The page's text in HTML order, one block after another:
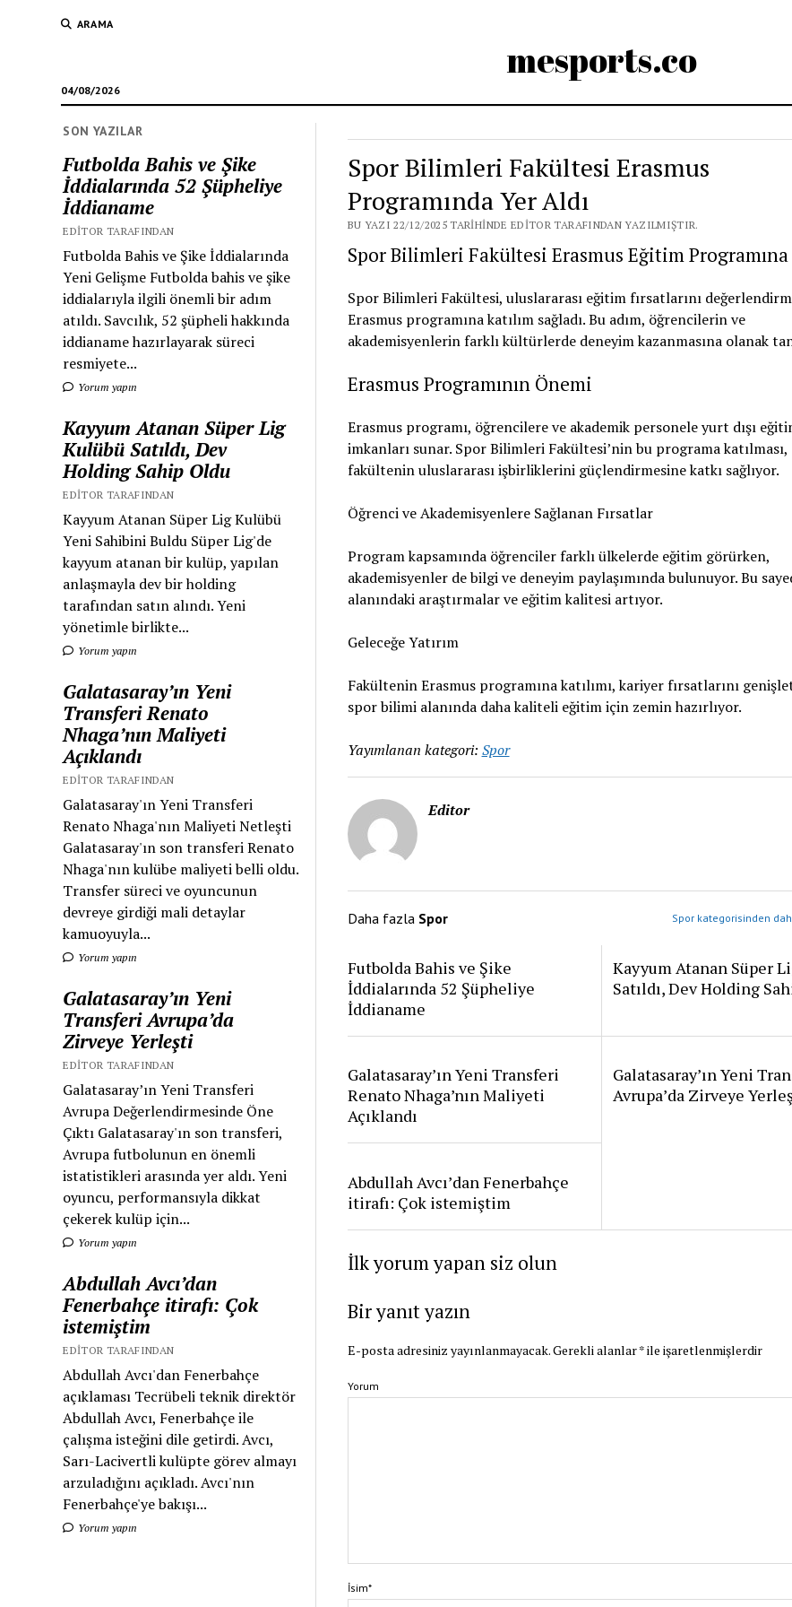
ARAMA
mesports.co
04/08/2026
SON YAZILAR
Futbolda Bahis ve Şike
İddialarında 52 Şüpheliye
İddianame
EDITOR TARAFINDAN
Futbolda Bahis ve Şike İddialarında
Yeni Gelişme Futbolda bahis ve şike
iddialarıyla ilgili önemli bir adım
atıldı. Savcılık, 52 şüpheli hakkında
iddianame hazırlayarak süreci
resmiyete...
Yorum yapın
Kayyum Atanan Süper Lig
Kulübü Satıldı, Dev
Holding Sahip Oldu
EDITOR TARAFINDAN
Kayyum Atanan Süper Lig Kulübü
Yeni Sahibini Buldu Süper Lig'de
kayyum atanan bir kulüp, yapılan
anlaşmayla dev bir holding
tarafından satın alındı. Yeni
yönetimle birlikte...
Yorum yapın
Galatasaray’ın Yeni
Transferi Renato
Nhaga’nın Maliyeti
Açıklandı
EDITOR TARAFINDAN
Galatasaray'ın Yeni Transferi
Renato Nhaga'nın Maliyeti Netleşti
Galatasaray'ın son transferi Renato
Nhaga'nın kulübe maliyeti belli oldu.
Transfer süreci ve oyuncunun
devreye girdiği mali detaylar
kamuoyuyla...
Yorum yapın
Galatasaray’ın Yeni
Transferi Avrupa’da
Zirveye Yerleşti
EDITOR TARAFINDAN
Galatasaray’ın Yeni Transferi
Avrupa Değerlendirmesinde Öne
Çıktı Galatasaray'ın son transferi,
Avrupa futbolunun en önemli
istatistikleri arasında yer aldı. Yeni
oyuncu, performansıyla dikkat
çekerek kulüp için...
Yorum yapın
Abdullah Avcı’dan
Fenerbahçe itirafı: Çok
istemiştim
EDITOR TARAFINDAN
Abdullah Avcı'dan Fenerbahçe
açıklaması Tecrübeli teknik direktör
Abdullah Avcı, Fenerbahçe ile
çalışma isteğini dile getirdi. Avcı,
Sarı-Lacivertli kulüpte görev almayı
arzuladığını açıkladı. Avcı'nın
Fenerbahçe'ye bakışı...
Yorum yapın
Spor Bilimleri Fakültesi Erasmus
Programında Yer Aldı
BU YAZI 22/12/2025 TARIHINDE EDITOR TARAFINDAN YAZILMIŞTIR.
Spor Bilimleri Fakültesi Erasmus Eğitim Programına
Spor Bilimleri Fakültesi, uluslararası eğitim fırsatlarını
Erasmus programına katılım sağladı. Bu adım, öğrencilerin ve
akademisyenlerin farklı kültürlerde deneyim kazanmasına olanak
Erasmus Programının Önemi
Erasmus programı, öğrencilere ve akademik personele yurt dışı
imkanları sunar. Spor Bilimleri Fakültesi’nin bu programa katılması,
fakültenin uluslararası işbirliklerini güçlendirmesine katkı sağlıyor.
Öğrenci ve Akademisyenlere Sağlanan Fırsatlar
Program kapsamında öğrenciler farklı ülkelerde eğitim görürken,
akademisyenler de bilgi ve deneyim paylaşımında bulunuyor. Bu
alanındaki araştırmalar ve eğitim kalitesi artıyor.
Geleceğe Yatırım
Fakültenin Erasmus programına katılımı, kariyer fırsatlarını
spor bilimi alanında daha kaliteli eğitim için zemin hazırlıyor.
Yayımlanan kategori: Spor
Editor
Daha fazla Spor Spor kategorisinden
Futbolda Bahis ve Şike
İddialarında 52 Şüpheliye
İddianame
Kayyum Atanan Süper
Satıldı, Dev Holding
Galatasaray’ın Yeni Transferi
Renato Nhaga’nın Maliyeti
Açıklandı
Galatasaray’ın Yeni
Avrupa’da Zirveye
Abdullah Avcı’dan Fenerbahçe
itirafı: Çok istemiştim
İlk yorum yapan siz olun
Bir yanıt yazın
E-posta adresiniz yayınlanmayacak.Gerekli alanlar*ile işaretlenmişlerdir
Yorum
İsim*